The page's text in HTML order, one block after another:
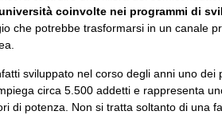
coinvolte nei programmi di
che potrebbe trasformarsi in un canale
sviluppato nel corso degli anni uno dei
circa 5.500 addetti e rappresenta
di potenza. Non si tratta soltanto di una